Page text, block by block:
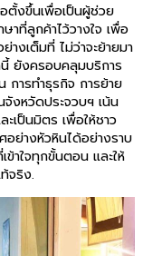
ตั้งขึ้นเพื่อเป็นผู้ช่วย
าที่ลูกค้าไว้วางใจ เพื่อ
างเต็มที่ ไม่ว่าจะย้ายมา
ยังครอบคลุมบริการ
การทำธุรกิจ การย้าย
งหวัดประจวบฯ เน้น
ะเป็นมิตร เพื่อให้ชาว
อย่างหัวหินได้อย่างราบ
าใจทุกขั้นตอน และให้
จริง.